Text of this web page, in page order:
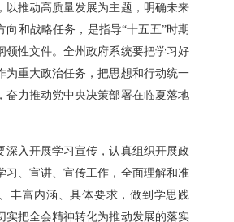
以推动高质量发展为主题，明确未来
向和战略任务，是指导“十五五”时期
领性文件。全州政府系统要把学习好
为重大政治任务，把思想和行动统一
奋力推动党中央决策部署在临夏落地
深入开展学习宣传，认真组织开展政
习、宣讲、宣传工作，全面理解和准
丰富内涵、具体要求，做到学思践
实把全会精神转化为推动发展的落实